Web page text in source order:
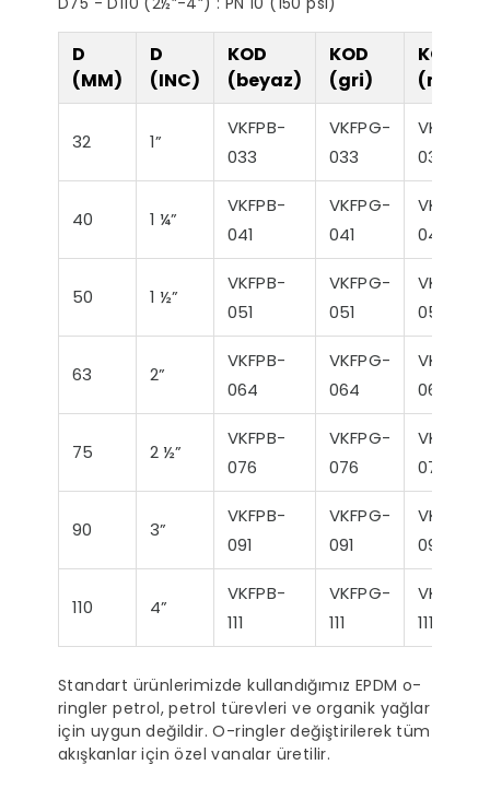
D
(MM)
D
(INC)
KOD
(beyaz)
KOD
(gri)
KOD
(mavi)
32 1”
VKFPB-
033
VKFPG-
033
VKFPM-
033
40 1 ¼”
VKFPB-
041
VKFPG-
041
VKFPM-
041
50 1 ½”
VKFPB-
051
VKFPG-
051
VKFPM-
051
63 2”
VKFPB-
064
VKFPG-
064
VKFPM-
064
75 2 ½”
VKFPB-
076
VKFPG-
076
VKFPM-
076
90 3”
VKFPB-
091
VKFPG-
091
VKFPM-
091
110 4”
VKFPB-
111
VKFPG-
111
VKFPM-
111
Standart ürünlerimizde kullandığımız EPDM o-
ringler petrol, petrol türevleri ve organik yağlar
için uygun değildir. O-ringler değiştirilerek tüm
akışkanlar için özel vanalar üretilir.